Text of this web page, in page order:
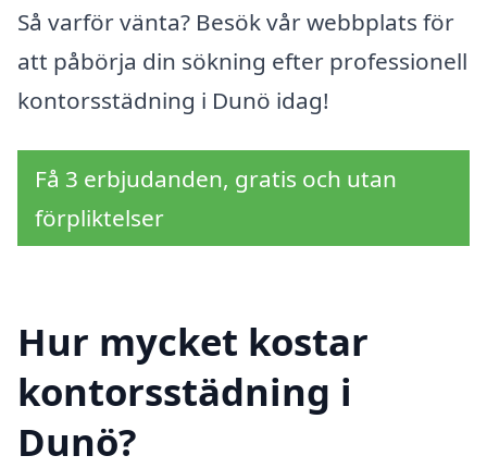
Så varför vänta? Besök vår webbplats för
att påbörja din sökning efter professionell
kontorsstädning i Dunö idag!
Få 3 erbjudanden, gratis och utan
förpliktelser
Hur mycket kostar
kontorsstädning i
Dunö?